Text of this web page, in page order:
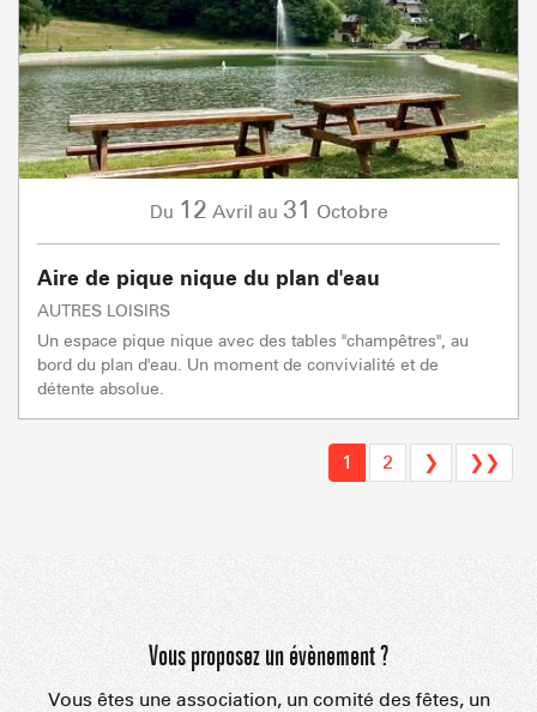
Du 12 Avril au 31 Octobre
Aire de pique nique du plan d'eau
AUTRES LOISIRS
Un espace pique nique avec des tables "champêtres", au
bord du plan d'eau. Un moment de convivialité et de
détente absolue.
1 2 ❯ ❯❯
Vous proposez un évènement ?
Vous êtes une association, un comité des fêtes, un